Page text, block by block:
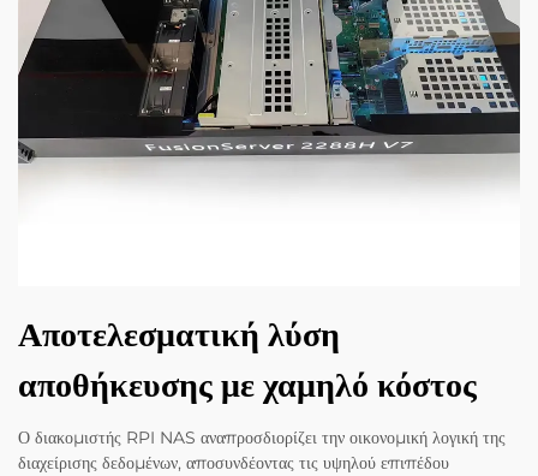
Αποτελεσματική λύση
αποθήκευσης με χαμηλό κόστος
Ο διακομιστής RPI NAS αναπροσδιορίζει την οικονομική λογική της
διαχείρισης δεδομένων, αποσυνδέοντας τις υψηλού επιπέδου